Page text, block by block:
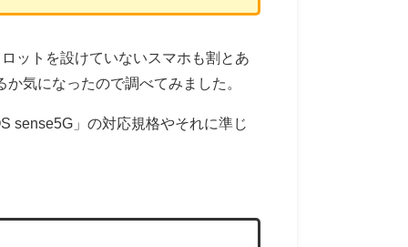
ットを設けていないスマホも割とあ
気になったので調べてみました。
sense5G」の対応規格やそれに準じ